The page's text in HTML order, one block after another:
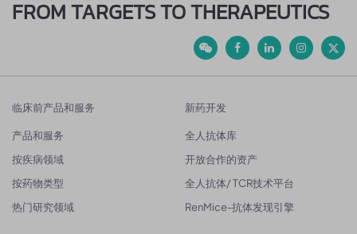
FROM TARGETS TO THERAPEUTICS
临床前产品和服务
产品和服务
按疾病领域
按药物类型
热门研究领域
新药开发
全人抗体库
开放合作的资产
全人抗体/ TCR技术平台
RenMice-抗体发现引擎